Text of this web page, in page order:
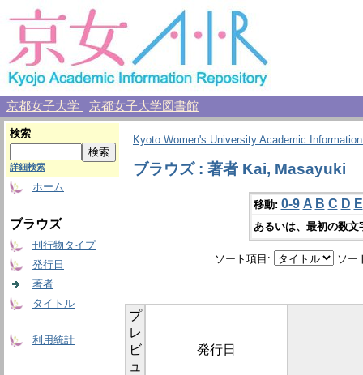
京都女子大学 京都女子大学図書館
検索
詳細検索
ホーム
ブラウズ
刊行物タイプ
発行日
著者
タイトル
利用統計
Kyoto Women's University Academic
ブラウズ : 著者 Kai, Masayuki
移動: 0-9 A B C D E
あるいは、最初の数
ソート項目: ソー
プ
レ
ビ
ュ
発行日